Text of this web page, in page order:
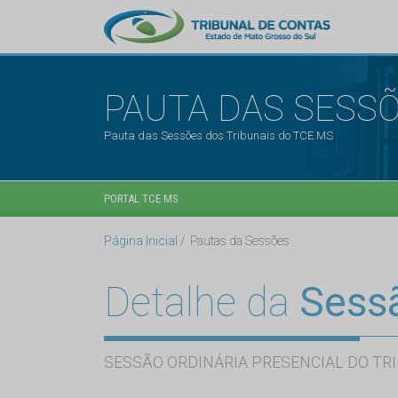
PAUTA DAS
Pauta das Sessões dos Tribunais do TCE MS
PORTAL TCE MS
Página Inicial Pautas da Sessões
Detalhe da
SESSÃO ORDINÁRIA PRESENCIAL DO